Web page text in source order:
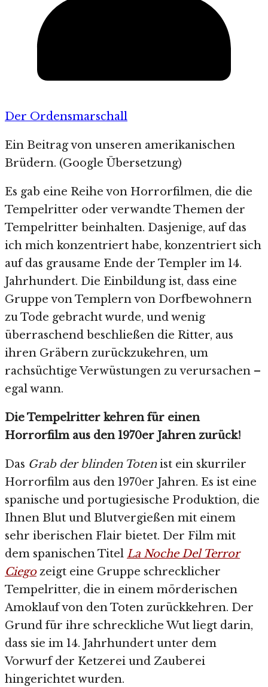
Der Ordensmarschall
Ein Beitrag von unseren amerikanischen
Brüdern. (Google Übersetzung)
Es gab eine Reihe von Horrorfilmen, die die
Tempelritter oder verwandte Themen der
Tempelritter beinhalten. Dasjenige, auf das
ich mich konzentriert habe, konzentriert sich
auf das grausame Ende der Templer im 14.
Jahrhundert. Die Einbildung ist, dass eine
Gruppe von Templern von Dorfbewohnern
zu Tode gebracht wurde, und wenig
überraschend beschließen die Ritter, aus
ihren Gräbern zurückzukehren, um
rachsüchtige Verwüstungen zu verursachen –
egal wann.
Die Tempelritter kehren für einen
Horrorfilm aus den 1970er Jahren zurück!
Das Grab der blinden Totenist ein skurriler
Horrorfilm aus den 1970er Jahren. Es ist eine
spanische und portugiesische Produktion, die
Ihnen Blut und Blutvergießen mit einem
sehr iberischen Flair bietet. Der Film mit
dem spanischen Titel La Noche Del Terror
Ciegozeigt eine Gruppe schrecklicher
Tempelritter, die in einem mörderischen
Amoklauf von den Toten zurückkehren. Der
Grund für ihre schreckliche Wut liegt darin,
dass sie im 14. Jahrhundert unter dem
Vorwurf der Ketzerei und Zauberei
hingerichtet wurden.